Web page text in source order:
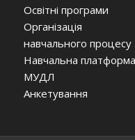
Освітні програми
Організація
навчального процесу
Навчальна платформа
МУДЛ
Анкетування